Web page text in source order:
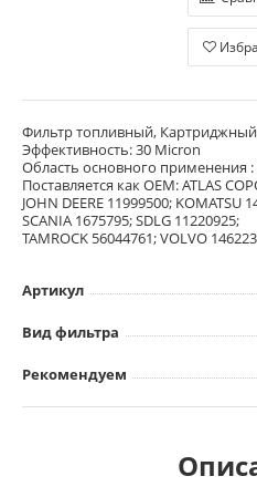
Фильтр топливный,
Эффективность: 30 Micron
Область основного применения :
Поставляется как OEM: ATLAS
JOHN DEERE 11999500; KOMATSU
SCANIA 1675795; SDLG 11220925;
TAMROCK 56044761; VOLVO
Артикул
Вид фильтра
Рекомендуем